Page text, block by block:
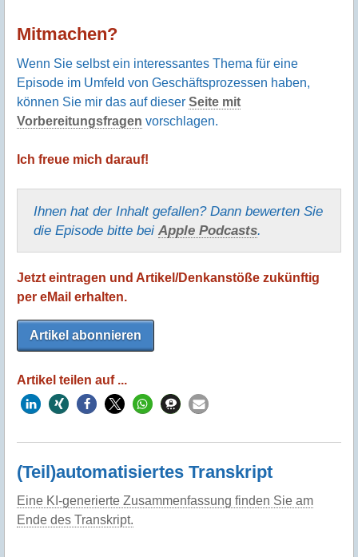
Mitmachen?
Wenn Sie selbst ein interessantes Thema für eine
Episode im Umfeld von Geschäftsprozessen haben,
können Sie mir das auf dieser Seite mit
Vorbereitungsfragen vorschlagen.
Ich freue mich darauf!
Ihnen hat der Inhalt gefallen? Dann bewerten Sie
die Episode bitte bei Apple Podcasts
Jetzt eintragen und Artikel/Denkanstöße zukünftig
per eMail erhalten.
Artikel abonnieren
Artikel teilen auf ...
(Teil)automatisiertes Transkript
Eine KI-generierte Zusammenfassung finden Sie am
Ende des Transkript.